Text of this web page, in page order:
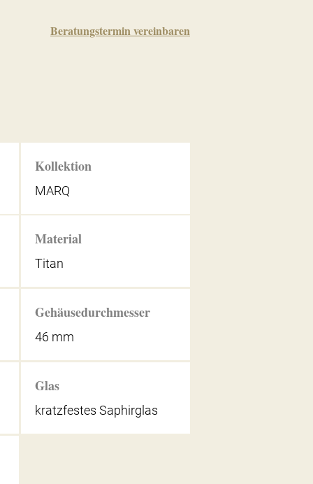
Beratungstermin vereinbaren
Kollektion
MARQ
Material
Titan
Gehäusedurchmesser
46 mm
Glas
kratzfestes Saphirglas